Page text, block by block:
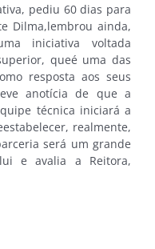
pediu 60 dias para
Dilma,lembrou ainda,
iniciativa voltada
queé uma das
resposta aos seus
anotícia de que a
técnica iniciará a
realmente,
será um grande
e avalia a Reitora,